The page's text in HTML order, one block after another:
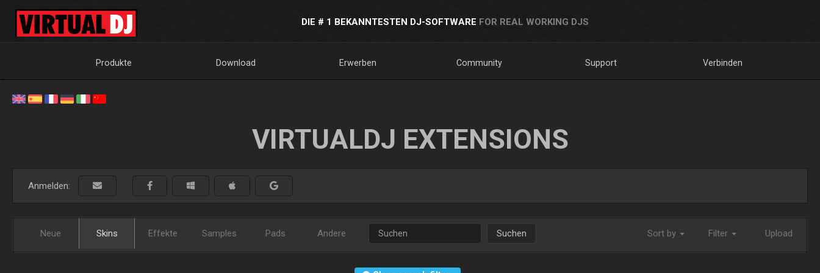
DIE # 1 BEKANNTESTEN DJ-SOFTWARE FOR REAL WORKING DJS
Produkte Download Erwerben Community Support Verbinden
VIRTUALDJ EXTENSIONS
Anmelden:
Neue Skins Effekte Samples Pads Andere Suchen Sort by Filter Upload